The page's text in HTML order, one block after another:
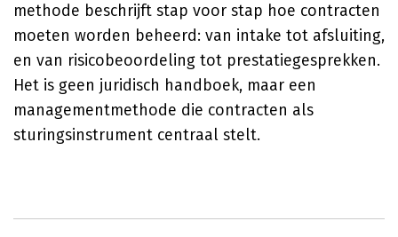
methode beschrijft stap voor stap hoe contracten
moeten worden beheerd: van intake tot afsluiting,
en van risicobeoordeling tot prestatiegesprekken.
Het is geen juridisch handboek, maar een
managementmethode die contracten als
sturingsinstrument centraal stelt.